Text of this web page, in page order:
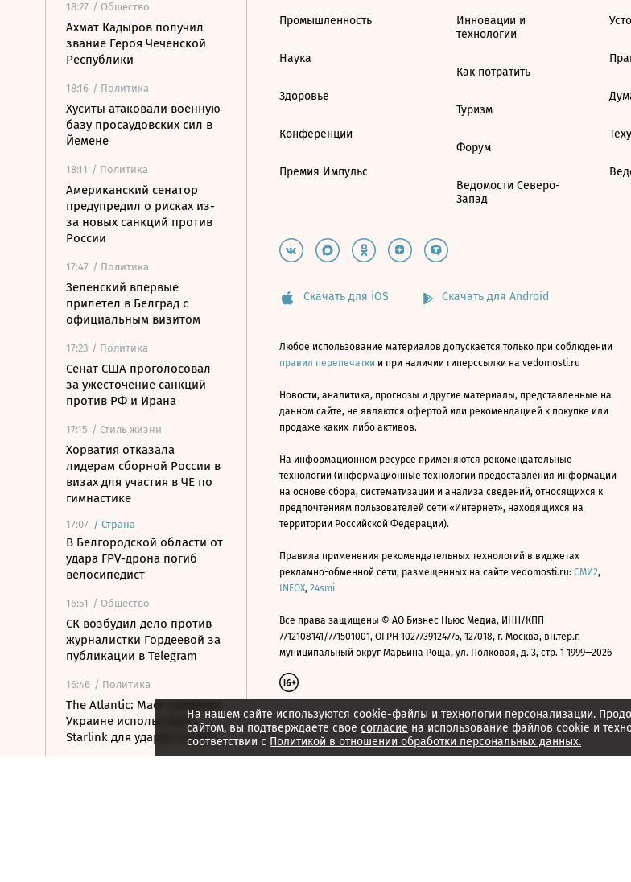
18:27 / Общество
Ахмат Кадыров получил
звание Героя Чеченской
Республики
18:16 / Политика
Хуситы атаковали военную
базу просаудовских сил в
Йемене
18:11 / Политика
Американский сенатор
предупредил о рисках из-
за новых санкций против
России
17:47 / Политика
Зеленский впервые
прилетел в Белград с
официальным визитом
17:23 / Политика
Сенат США проголосовал
за ужесточение санкций
против РФ и Ирана
17:15 / Стиль жизни
Хорватия отказала
лидерам сборной России в
визах для участия в ЧЕ по
гимнастике
17:07 / Страна
В Белгородской области от
удара FPV-дрона погиб
велосипедист
16:51 / Общество
СК возбудил дело против
журналистки Гордеевой за
публикации в Telegram
16:46 / Политика
The Atlantic: Маск запретил
Украине использовать
Starlink для ударов по РФ
На нашем сайте используются cookie-файлы и технологии персонализации.
сайтом, вы подтверждаете свое согласие на использование файлов cookie и
соответствии с Политикой в отношении обработки персональных данных.
Промышленность
Наука
Здоровье
Конференции
Премия Импульс
Инновации и
технологии
Как потратить
Туризм
Форум
Ведомости Северо-
Запад
Скачать для iOS Скачать для Android
Любое использование материалов допускается только при соблюдении
правил перепечатки и при наличии гиперссылки на vedomosti.ru
Новости, аналитика, прогнозы и другие материалы, представленные на
данном сайте, не являются офертой или рекомендацией к покупке или
продаже каких-либо активов.
На информационном ресурсе применяются рекомендательные
технологии (информационные технологии предоставления информации
на основе сбора, систематизации и анализа сведений, относящихся к
предпочтениям пользователей сети «Интернет», находящихся на
территории Российской Федерации).
Правила применения рекомендательных технологий в виджетах
рекламно-обменной сети, размещенных на сайте vedomosti.ru: СМИ2,
INFOX, 24smi
Все права защищены © АО Бизнес Ньюс Медиа, ИНН/КПП
7712108141/771501001, ОГРН 1027739124775, 127018, г. Москва, вн.тер.г.
муниципальный округ Марьина Роща, ул. Полковая, д. 3, стр. 1 1999—2026